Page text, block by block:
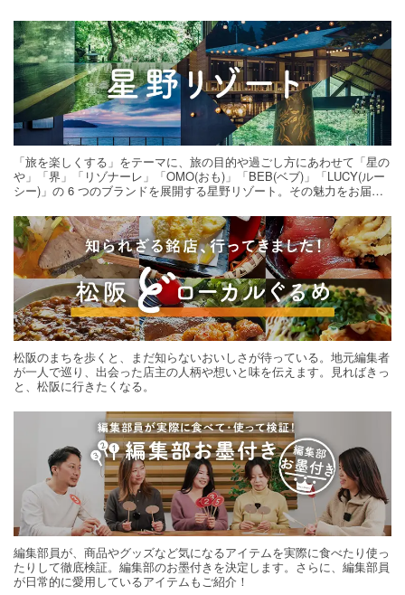
「旅を楽しくする」をテーマに、旅の目的や過ごし方にあわせて「星の
や」「界」「リゾナーレ」「OMO(おも)」「BEB(ベブ)」「LUCY(ルー
シー)」の 6 つのブランドを展開する星野リゾート。その魅力をお届け
松阪のまちを歩くと、まだ知らないおいしさが待っている。地元編集者
が一人で巡り、出会った店主の人柄や想いと味を伝えます。見ればきっ
と、松阪に行きたくなる。
編集部員が、商品やグッズなど気になるアイテムを実際に食べたり使っ
たりして徹底検証。編集部のお墨付きを決定します。さらに、編集部員
が日常的に愛用しているアイテムもご紹介！